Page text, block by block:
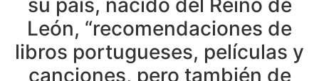
su país, nacido del Reino de
León, “recomendaciones de
libros portugueses, películas y
canciones, pero también de